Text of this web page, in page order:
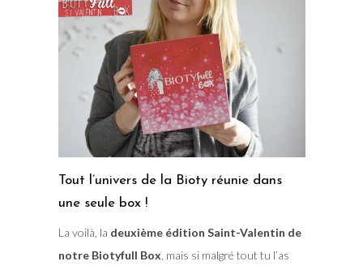
Tout l’univers de la Bioty réunie dans
une seule box !
La voilà, la deuxième édition Saint-Valentin de
notre Biotyfull Box , mais si malgré tout tu l’as